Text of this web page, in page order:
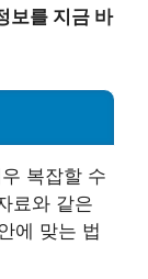
보를 지금 바
복잡할 수
료와 같은
에 맞는 법